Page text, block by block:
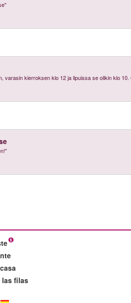
varasin kierroksen klo 12 ja lipuissa se olikin klo
las filas